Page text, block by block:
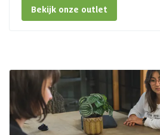
Bekijk onze outlet